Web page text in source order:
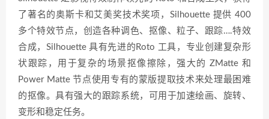
了著名的奥斯卡和艾美奖技术奖项，Silhouette 提供 400
多个特效节点，创造各种调色、抠像、粒子、跟踪….特效
合成，Silhouette 具有先进的Roto 工具，专业创建复杂形
状跟踪，用于复杂的场景抠像擦除，强大的 ZMatte 和
Power Matte 节点使用专有的蒙版提取技术来处理最困难
的抠像。具有强大的跟踪系统，可用于加速绘画、旋转、
变形和稳定任务。